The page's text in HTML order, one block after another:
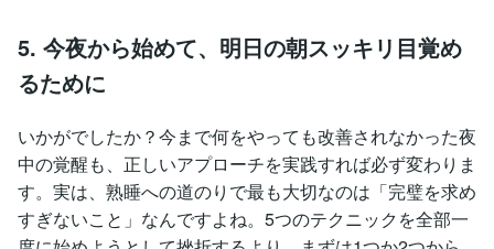
5. 今夜から始めて、明日の朝スッキリ目覚め
るために
いかがでしたか？今まで何をやっても改善されなかった夜
中の覚醒も、正しいアプローチを実践すれば必ず変わりま
す。実は、熟睡への道のりで最も大切なのは「完璧を求め
すぎないこと」なんですよね。5つのテクニックを全部一